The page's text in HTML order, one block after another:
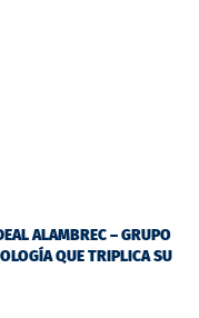
ALAMBREC – GRUPO
QUE TRIPLICA SU